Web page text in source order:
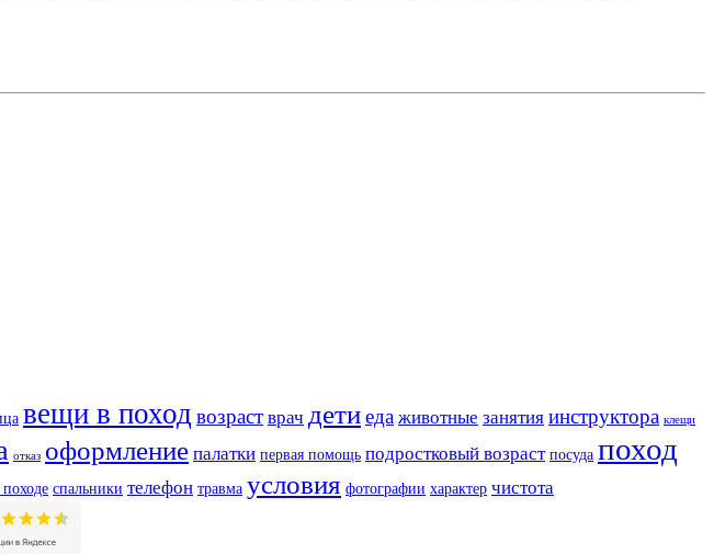
вещи в поход возраст врач детиеда животные занятия инструктора клещи
отказ оформление палатки первая помощь подростковый возраст посуда поход
спальники телефон травма условия фотографии характер чистота